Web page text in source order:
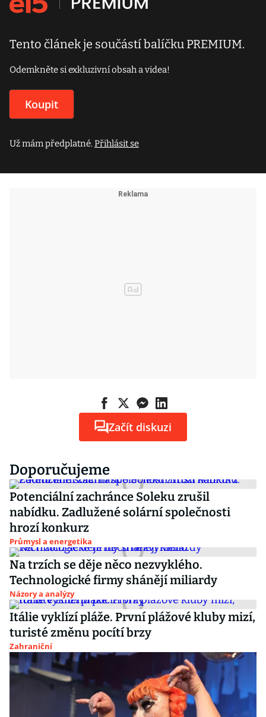
Tento článek je součástí balíčku PREMIUM.
Odemkněte si exkluzivní obsah a videa!
Koupit
Už mám předplatné.Přihlásit se
Začít diskuzi
Doporučujeme
Potenciální zachránce Soleku zrušil
nabídku. Zadlužené solární společnosti
hrozí konkurz
Průmysl a energetika
Na trzích se děje něco nezvyklého.
Technologické firmy shánějí miliardy
Názory a analýzy
Itálie vyklízí pláže. První plážové kluby mizí,
turisté změnu pocítí brzy
Zahraniční